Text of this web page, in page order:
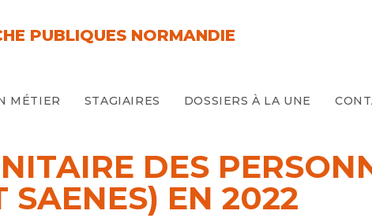
PUBLIQUES NORMANDIE
MÉTIER STAGIAIRES DOSSIERS À LA UNE
DES
EN 2022